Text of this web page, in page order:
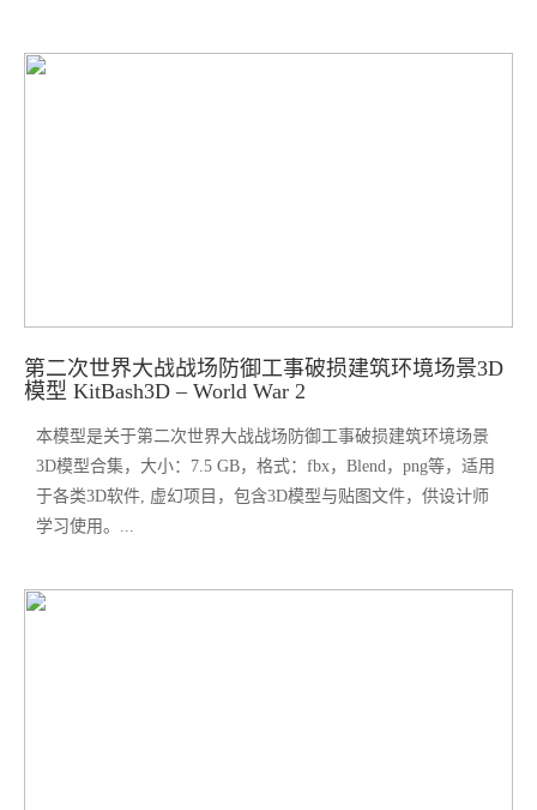
第二次世界大战战场防御工事破损建筑环境场景3D
模型 KitBash3D – World War 2
本模型是关于第二次世界大战战场防御工事破损建筑环境场景
3D模型合集，大小：7.5 GB，格式：fbx，Blend，png等，适用
于各类3D软件, 虚幻项目，包含3D模型与贴图文件，供设计师
学习使用。...